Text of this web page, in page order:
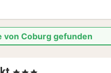
von Coburg gefunden
, 3 Sterne